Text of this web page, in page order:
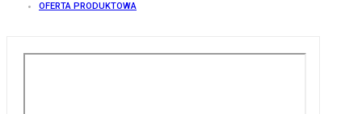
OFERTA PRODUKTOWA